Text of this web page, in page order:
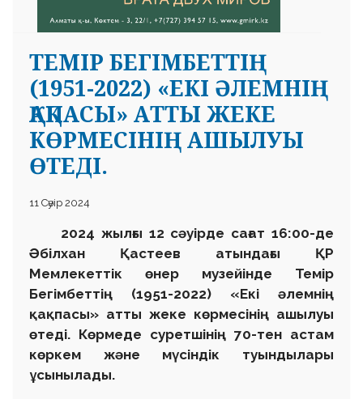
ТЕМІР БЕГІМБЕТТІҢ
(1951-2022) «ЕКІ ӘЛЕМНІҢ
ҚАҚПАСЫ» АТТЫ ЖЕКЕ
КӨРМЕСІНІҢ АШЫЛУЫ
ӨТЕДІ.
11 Сәуір 2024
2024 жылғы 12 сәуірде сағат 16:00-де
Әбілхан Қастеев атындағы ҚР
Мемлекеттік өнер музейінде Темір
Бегімбеттің (1951-2022) «Екі әлемнің
қақпасы» атты жеке көрмесінің ашылуы
өтеді. Көрмеде суретшінің 70-тен астам
көркем және мүсіндік туындылары
ұсынылады.